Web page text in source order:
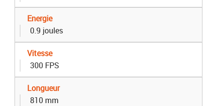
Energie
0.9 joules
Vitesse
300 FPS
Longueur
810 mm